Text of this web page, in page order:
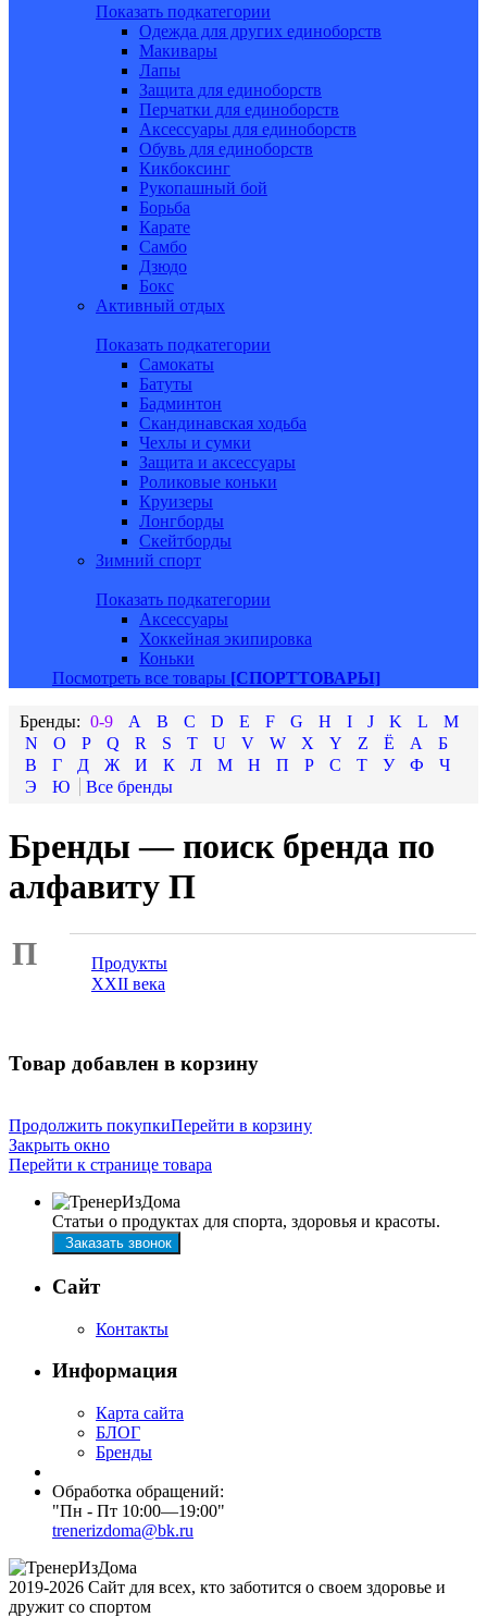
Показать подкатегории
Одежда для других единоборств
Макивары
Лапы
Защита для единоборств
Перчатки для единоборств
Аксессуары для единоборств
Обувь для единоборств
Кикбоксинг
Рукопашный бой
Борьба
Карате
Самбо
Дзюдо
Бокс
Активный отдых
Показать подкатегории
Самокаты
Батуты
Бадминтон
Скандинавская ходьба
Чехлы и сумки
Защита и аксессуары
Роликовые коньки
Круизеры
Лонгборды
Скейтборды
Зимний спорт
Показать подкатегории
Аксессуары
Хоккейная экипировка
Коньки
Посмотреть все товары [СПОРТТОВАРЫ]
0-9 A B C D E F G H I J K L
M
N
O P Q R S T U V W X Y Z Ё А
Б
В
Г Д Ж И К Л М Н П Р С Т У Ф
Ч
Э
Ю
Бренды — поиск бренда по
алфавиту П
П
Продукты
XXII века
Товар добавлен в корзину
Продолжить покупкиПерейти в корзину
Закрыть окно
Перейти к странице товара
Статьи о продуктах для спорта, здоровья и красоты.
Заказать звонок
Сайт
Контакты
Информация
Карта сайта
БЛОГ
Бренды
Обработка обращений:
"Пн - Пт 10:00—19:00"
trenerizdoma@bk.ru
2019-2026 Сайт для всех, кто заботится о своем здоровье и
дружит со спортом